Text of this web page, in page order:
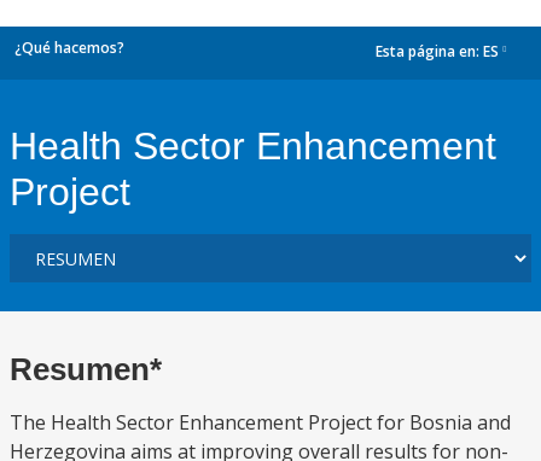
¿Qué hacemos? Esta página en: ES
Health Sector Enhancement
Project
Resumen*
The Health Sector Enhancement Project for Bosnia and
Herzegovina aims at improving overall results for non-